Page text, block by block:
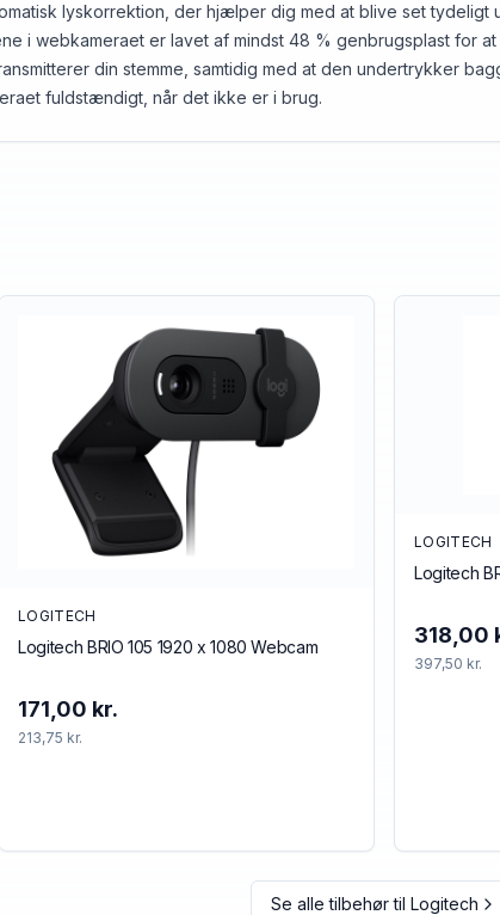
lyskorrektion, der hjælper dig med at blive set
i webkameraet er lavet af mindst 48 % genbrugsplast
din stemme, samtidig med at den undertrykker
fuldstændigt, når det ikke er i brug.
LOGITECH
Logitech BRIO 105 1920 x 1080 Webcam
171,00 kr.
213,75 kr.
LOGITECH
Logitech
318,00
397,50 kr.
Se alle tilbehør til Logitech